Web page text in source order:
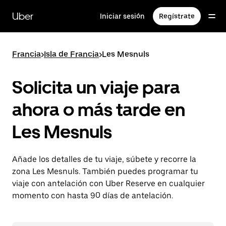
contenido
principal
Uber Iniciar sesión Regístrate
Francia>Isla de Francia>Les Mesnuls
Solicita un viaje para
ahora o más tarde en
Les Mesnuls
Añade los detalles de tu viaje, súbete y recorre la
zona Les Mesnuls. También puedes programar tu
viaje con antelación con Uber Reserve en cualquier
momento con hasta 90 días de antelación.